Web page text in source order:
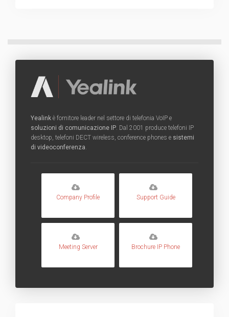
Yealink è fornitore leader nel settore di telefonia VoIP e
soluzioni di comunicazione IP. Dal 2001 produce telefoni IP
desktop, telefoni DECT wireless, conference phones e sistemi
di videoconferenza.
Company Profile Support Guide
Meeting Server Brochure IP Phone